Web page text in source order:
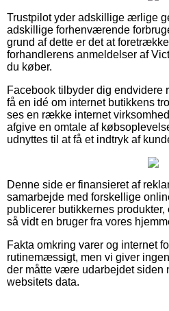
Trustpilot yder adskillige ærlige
adskillige forhenværende
grund af dette er det at
forhandlerens anmeldelser af
du køber.
Facebook tilbyder dig endvidere
få en idé om internet butikkens
ses en række internet
afgive en omtale af
udnyttes til at få et indtryk af
Denne side er finansieret af
samarbejde med forskellige
publicerer butikkernes
så vidt en bruger fra vores
Fakta omkring varer og internet
rutinemæssigt, men vi giver
der måtte være udarbejdet siden
websitets data.